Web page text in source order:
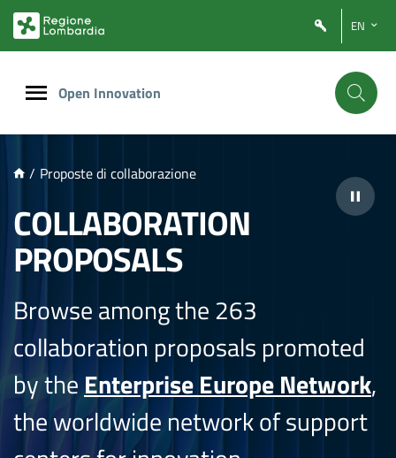
PRINCIPALE
EN
Open Innovation
/ Proposte di collaborazione
COLLABORATION
PROPOSALS
Browse among the 263
collaboration proposals promoted
by theEnterprise Europe Network,
the worldwide network of support